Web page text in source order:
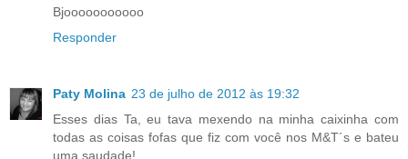
Bjooooooooooo
Responder
Paty Molina 23 de julho de 2012 às 19:32
Esses dias Ta, eu tava mexendo na minha caixinha com
todas as coisas fofas que fiz com você nos M&T´s e bateu
uma saudade!